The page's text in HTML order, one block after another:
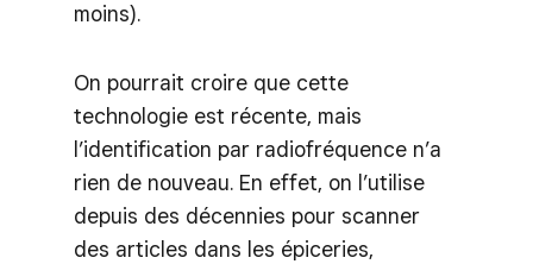
moins).
On pourrait croire que cette
technologie est récente, mais
l’identification par radiofréquence n’a
rien de nouveau. En effet, on l’utilise
depuis des décennies pour scanner
des articles dans les épiceries,